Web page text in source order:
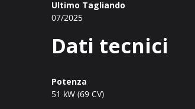
Ultimo Tagliando
07/2025
Dati tecnici
Potenza
51 kW (69 CV)